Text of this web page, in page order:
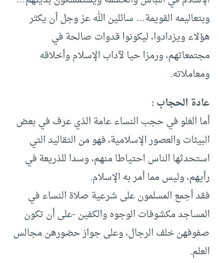
وبتعاليمه القويمة… سائلين الله عز وجل أن يكثر
هؤلاء ويزدادوا، ليكونوا قدوات صالحة في
مجتمعاتهم، ورمزا حيا لآداب الإسلام وأخلاقه
ومعاملاته.
عادة الحجاب :
أما الغلو في حجب النساء عامة الذي عرف في بعض
البيئات والعصور الإسلامية، فهو من التقاليد التي
استحدثها الناس احتياطا منهم، وسدا للذريعة في
رأيهم، وليس مما أمر به الإسلام.
فقد أجمع المسلمون على شرعية صلاة النساء في
المساجد مكشوفات الوجوه والكفين -على أن تكون
صفوفهن خلف الرجال، وعلى جواز حضورهن مجالس
العلم.